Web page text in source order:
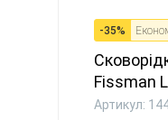
-35%
Fissman
ал...
Артикул: